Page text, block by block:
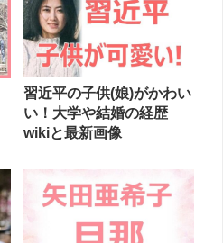
習近平の子供(娘)がかわい
い！大学や結婚の経歴
wikiと最新画像